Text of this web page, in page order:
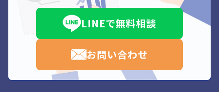
LINEで無料相談
お問い合わせ